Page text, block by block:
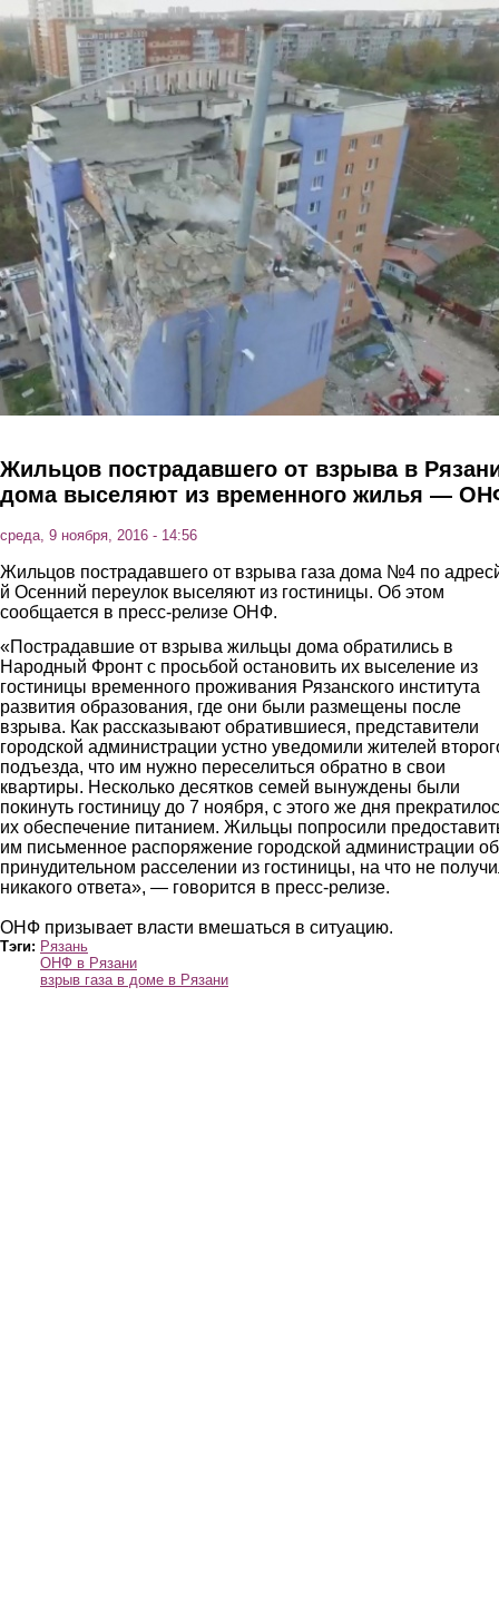
Перейти к основному содержанию
Жильцов пострадавшего от взрыва в
дома выселяют из временного жилья —
среда, 9 ноября, 2016 - 14:56
Жильцов пострадавшего от взрыва газа дома №4 по
й Осенний переулок выселяют из гостиницы. Об этом
сообщается в пресс-релизе ОНФ.
«Пострадавшие от взрыва жильцы дома обратились в
Народный Фронт с просьбой остановить их выселение из
гостиницы временного проживания Рязанского института
развития образования, где они были размещены после
взрыва. Как рассказывают обратившиеся, представители
городской администрации устно уведомили жителей
подъезда, что им нужно переселиться обратно в свои
квартиры. Несколько десятков семей вынуждены были
покинуть гостиницу до 7 ноября, с этого же дня
их обеспечение питанием. Жильцы попросили
им письменное распоряжение городской администрации
принудительном расселении из гостиницы, на что не
никакого ответа», — говорится в пресс-релизе.
ОНФ призывает власти вмешаться в ситуацию.
Тэги: Рязань
ОНФ в Рязани
взрыв газа в доме в Рязани